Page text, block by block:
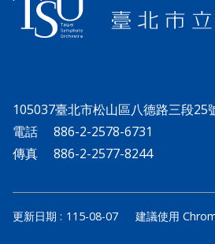
105037臺北市松山區八德路三段25
電話
886-2-2578-6731
傳真
886-2-2577-8244
建議使用
更新日期 115-08-07